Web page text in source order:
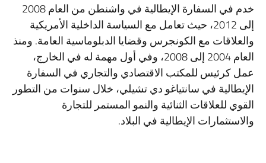
خدم في السفارة الإيطالية في واشنطن من العام 2008
إلى 2012، حيث تعامل مع السياسة الداخلية الأمريكية
والعلاقات مع الكونجرس وقضايا الدبلوماسية العامة. ومنذ
العام 2004 إلى 2008، وفي أول مهمة له في الخارج،
عمل كرئيس للمكتب الاقتصادي والتجاري في السفارة
الإيطالية في سانتياغو دي تشيلي، خلال سنوات من التطور
القوي للعلاقات الثنائية والنمو المستمر للتجارة
والاستثمارات الإيطالية في البلاد.